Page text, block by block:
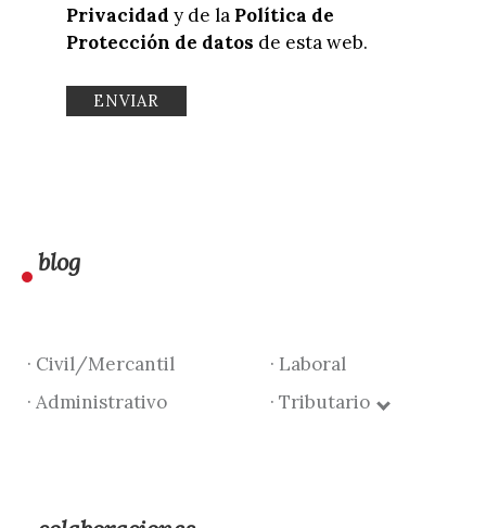
Privacidad y de la Política de
Protección de datos de esta web.
blog
· Civil/Mercantil
· Laboral
· Administrativo
· Tributario